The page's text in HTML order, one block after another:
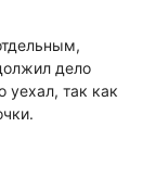
дело
уехал, так как